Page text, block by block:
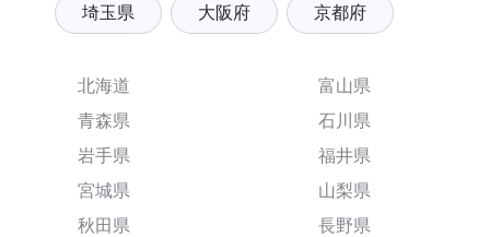
埼玉県 大阪府 京都府
北海道
青森県
岩手県
宮城県
秋田県
富山県
石川県
福井県
山梨県
長野県